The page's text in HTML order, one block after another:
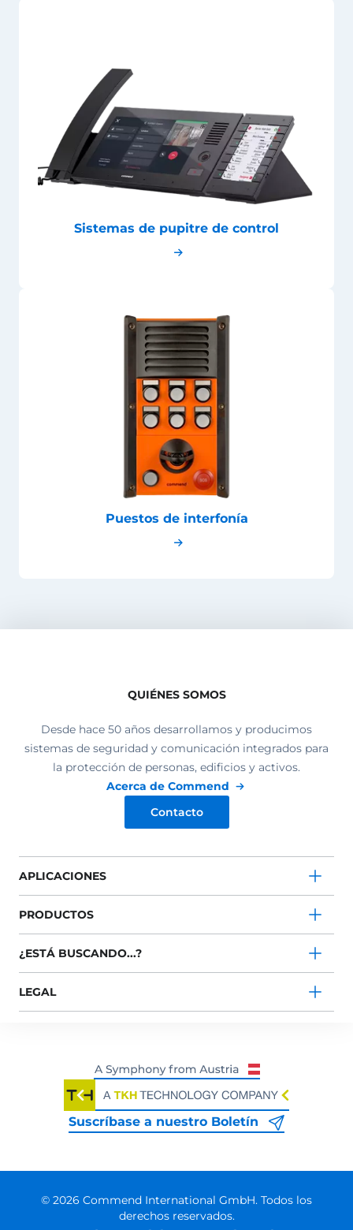
Sistemas de pupitre de control
Puestos de interfonía
QUIÉNES SOMOS
Desde hace 50 años desarrollamos y producimos
sistemas de seguridad y comunicación integrados para
la protección de personas, edificios y activos.
Acerca de Commend
Contacto
APLICACIONES
PRODUCTOS
¿ESTÁ BUSCANDO...?
LEGAL
Suscríbase a nuestro Boletín
© 2026 Commend International GmbH. Todos los
derechos reservados.